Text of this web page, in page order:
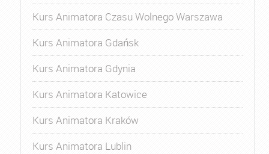
Kurs Animatora Czasu Wolnego Warszawa
Kurs Animatora Gdańsk
Kurs Animatora Gdynia
Kurs Animatora Katowice
Kurs Animatora Kraków
Kurs Animatora Lublin